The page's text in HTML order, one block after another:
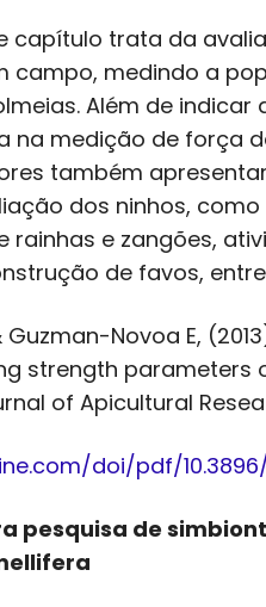
capítulo trata da
campo, medindo a
Além de indicar
na medição de força
também
dos ninhos,
rainhas e zangões,
de favos,
Guzman-Novoa E,
strength parameters
of Apicultural
doi/pdf/10.3896/
pesquisa de